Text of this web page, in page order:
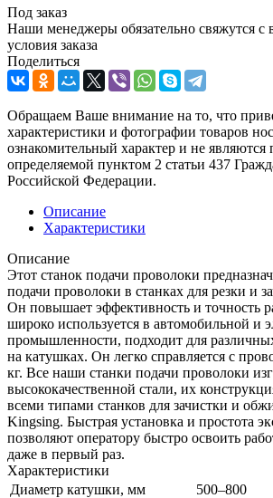
Под заказ
Наши менеджеры обязательно свяжутся с
условия заказа
Поделиться
Обращаем Ваше внимание на то, что
характеристики и фотографии товаров
ознакомительный характер и не
определяемой пунктом 2 статьи 437
Российской Федерации.
Описание
Характеристики
Описание
Этот станок подачи проволоки
подачи проволоки в станках для резки и
Он повышает эффективность и точность
широко используется в автомобильной и
промышленности, подходит для
на катушках. Он легко справляется с
кг. Все наши станки подачи проволоки
высококачественной стали, их
всеми типами станков для зачистки и
Kingsing. Быстрая установка и простота
позволяют оператору быстро освоить
даже в первый раз.
Характеристики
Диаметр катушки, мм
500–800